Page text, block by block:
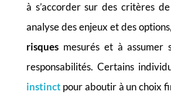
à s’accorder sur des critères
analyse des enjeux et des
risquesmesurés et à assumer
responsabilités. Certains
instinct pour aboutir à un choix